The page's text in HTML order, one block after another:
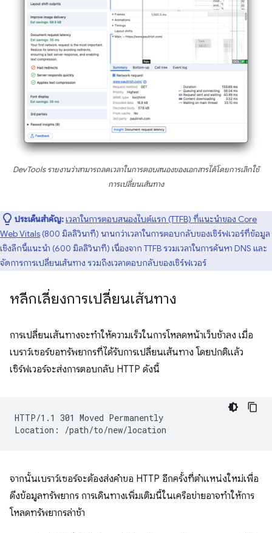
DevTools รายงานว่าสามารถลดเวลาในการตอบสนองของเอกสารได้โดยการเลิกใช้
การเปลี่ยนเส้นทาง
ประเด็นสำคัญ:เวลาในการตอบสนองไบต์แรก (TTFB) ที่แนะนำของ Core
Web Vitals(800 มิลลิวินาที) นานกว่าเวลาในการตอบกลับของเซิร์ฟเวอร์ที่ข้อมูล
เชิงลึกนี้แนะนำ (600 มิลลิวินาที) เนื่องจาก TTFB รวมเวลาในการค้นหา DNS และ
จัดการการเปลี่ยนเส้นทาง รวมถึงเวลาตอบกลับของเซิร์ฟเวอร์
หลีกเลี่ยงการเปลี่ยนเส้นทาง
การเปลี่ยนเส้นทางจะทำให้ความเร็วในการโหลดหน้าเว็บช้าลง เมื่อ
เบราว์เซอร์ขอทรัพยากรที่ได้รับการเปลี่ยนเส้นทาง โดยปกติแล้ว
เซิร์ฟเวอร์จะส่งการตอบกลับ HTTP ดังนี้
HTTP/1.1 301 Moved Permanently
จากนั้นเบราว์เซอร์จะต้องส่งคำขอ HTTP อีกครั้งที่ตำแหน่งใหม่เพื่อ
ดึงข้อมูลทรัพยากร การเดินทางเพิ่มเติมนี้ในเครือข่ายอาจทำให้การ
โหลดทรัพยากรล่าช้า